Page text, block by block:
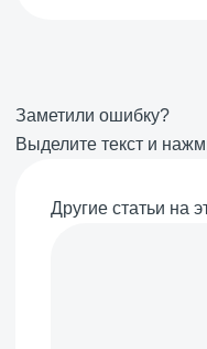
Заметили ошибку?
Выделите текст и
Другие статьи на